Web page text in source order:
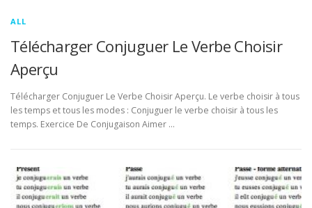
ALL
Télécharger Conjuguer Le Verbe Choisir
Aperçu
Télécharger Conjuguer Le Verbe Choisir Aperçu. Le verbe choisir à tous
les temps et tous les modes : Conjuguer le verbe choisir à tous les
temps. Exercice De Conjugaison Aimer …